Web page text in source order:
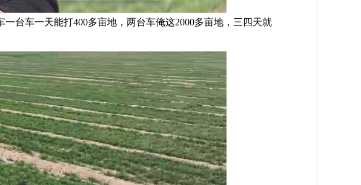
车一天能打400多亩地，两台车俺这2000多亩地，三四天就